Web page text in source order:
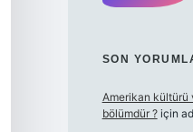
SON
Amerikan kültürü
bölümdür ?için